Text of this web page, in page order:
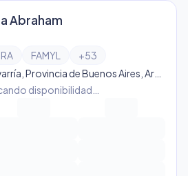
Abraham
FAMYL +53
disponibilidad…